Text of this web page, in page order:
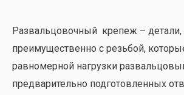
Развальцовочный крепеж – детали,
преимущественно с резьбой,
равномерной нагрузки
предварительно подготовленных